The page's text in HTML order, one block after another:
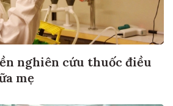
nghiên cứu thuốc điều
mẹ